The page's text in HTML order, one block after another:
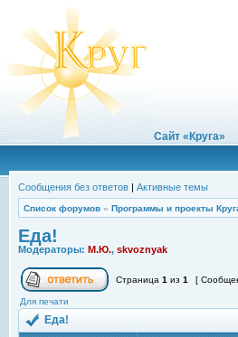
Сайт «Круга»
Сообщения без ответов | Активные темы
Список форумов » Программы и проекты
Еда!
Модераторы: М.Ю., skvoznyak
Страница 1 из 1 [
Для печати
Еда!